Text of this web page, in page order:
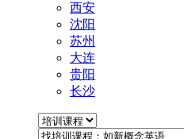
西安
沈阳
苏州
大连
贵阳
长沙